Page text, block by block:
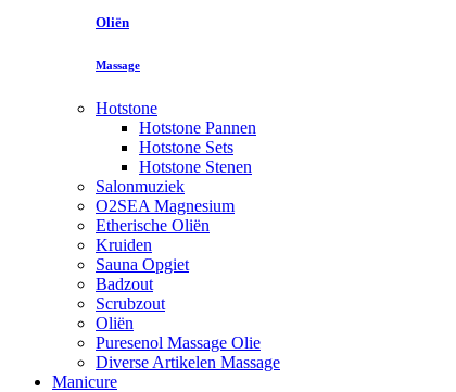
Oliën
Massage
Hotstone
Hotstone Pannen
Hotstone Sets
Hotstone Stenen
Salonmuziek
O2SEA Magnesium
Etherische Oliën
Kruiden
Sauna Opgiet
Badzout
Scrubzout
Oliën
Puresenol Massage Olie
Diverse Artikelen Massage
Manicure